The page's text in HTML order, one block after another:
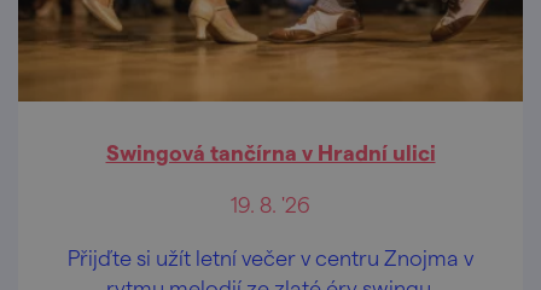
Swingová tančírna v Hradní ulici
19. 8. '26
Přijďte si užít letní večer v centru Znojma v